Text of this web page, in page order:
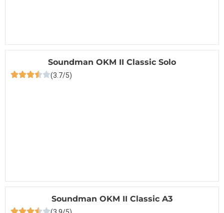
Soundman OKM II Classic Solo
(3.7/5)
Soundman OKM II Classic A3